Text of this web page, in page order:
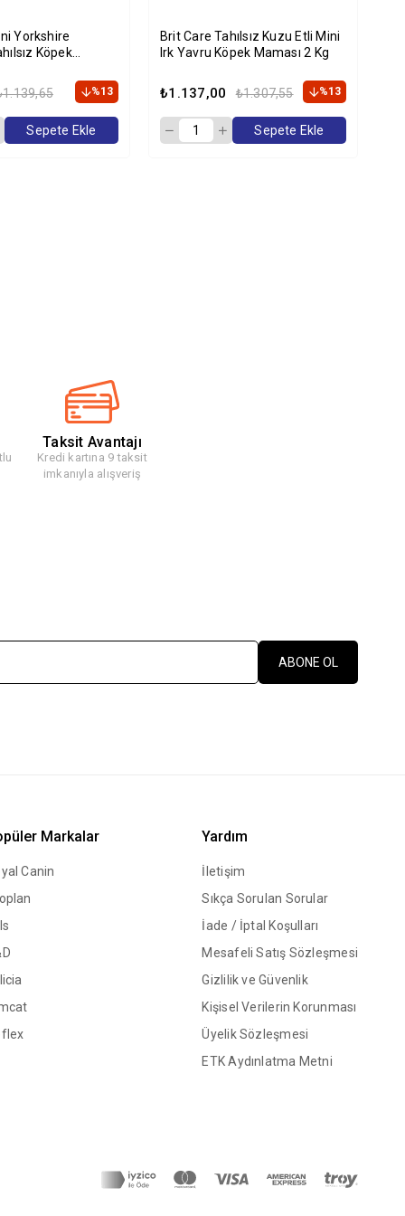
Yorkshire
Köpek
%13
Sepete Ekle
Brit Care Tahılsız Kuzu Etli Mini
Irk Yavru Köpek Maması 2 Kg
₺1.137,00 ₺1.307,55 %13
Sepete Ekle
Taksit Avantajı
Kredi kartına 9 taksit
imkanıyla alışveriş
ABONE OL
Markalar
Canin
Yardım
İletişim
Sıkça Sorulan Sorular
İade / İptal Koşulları
Mesafeli Satış Sözleşmesi
Gizlilik ve Güvenlik
Kişisel Verilerin Korunması
Üyelik Sözleşmesi
ETK Aydınlatma Metni